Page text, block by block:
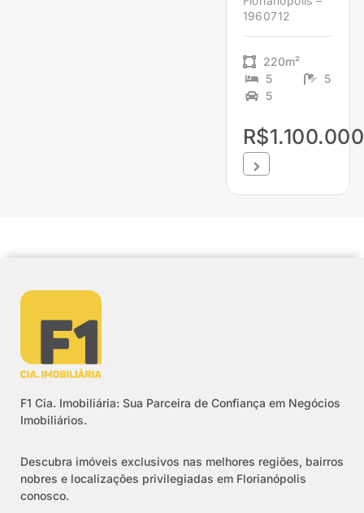
1960712
220m²
5
5
5
F1 Cia. Imobiliária: Sua Parceira de Confiança em Negócios
Imobiliários.
Descubra imóveis exclusivos nas melhores regiões, bairros
nobres e localizações privilegiadas em Florianópolis
conosco.